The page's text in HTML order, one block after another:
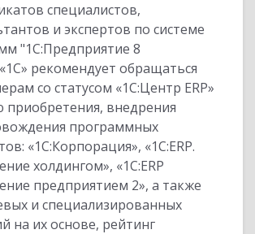
специалистов,
и экспертов по системе
"1С:Предприятие 8
рекомендует обращаться
со статусом «1С:Центр ERP»
приобретения, внедрения
программных
«1С:Корпорация», «1С:ERP.
холдингом», «1С:ERP
предприятием 2», а также
и специализированных
на их основе, рейтинг